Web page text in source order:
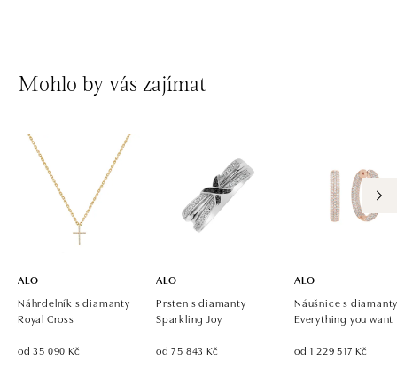
Mohlo by vás zajímat
ALO
Náhrdelník s diamanty
Royal Cross
od 35 090 Kč
ALO
Prsten s diamanty
Sparkling Joy
od 75 843 Kč
ALO
Náušnice s
Everything you want
od 1 229 517 Kč